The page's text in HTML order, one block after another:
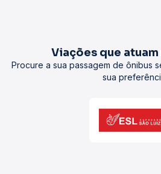
Viações que
Procure a sua passagem de ônibus
sua